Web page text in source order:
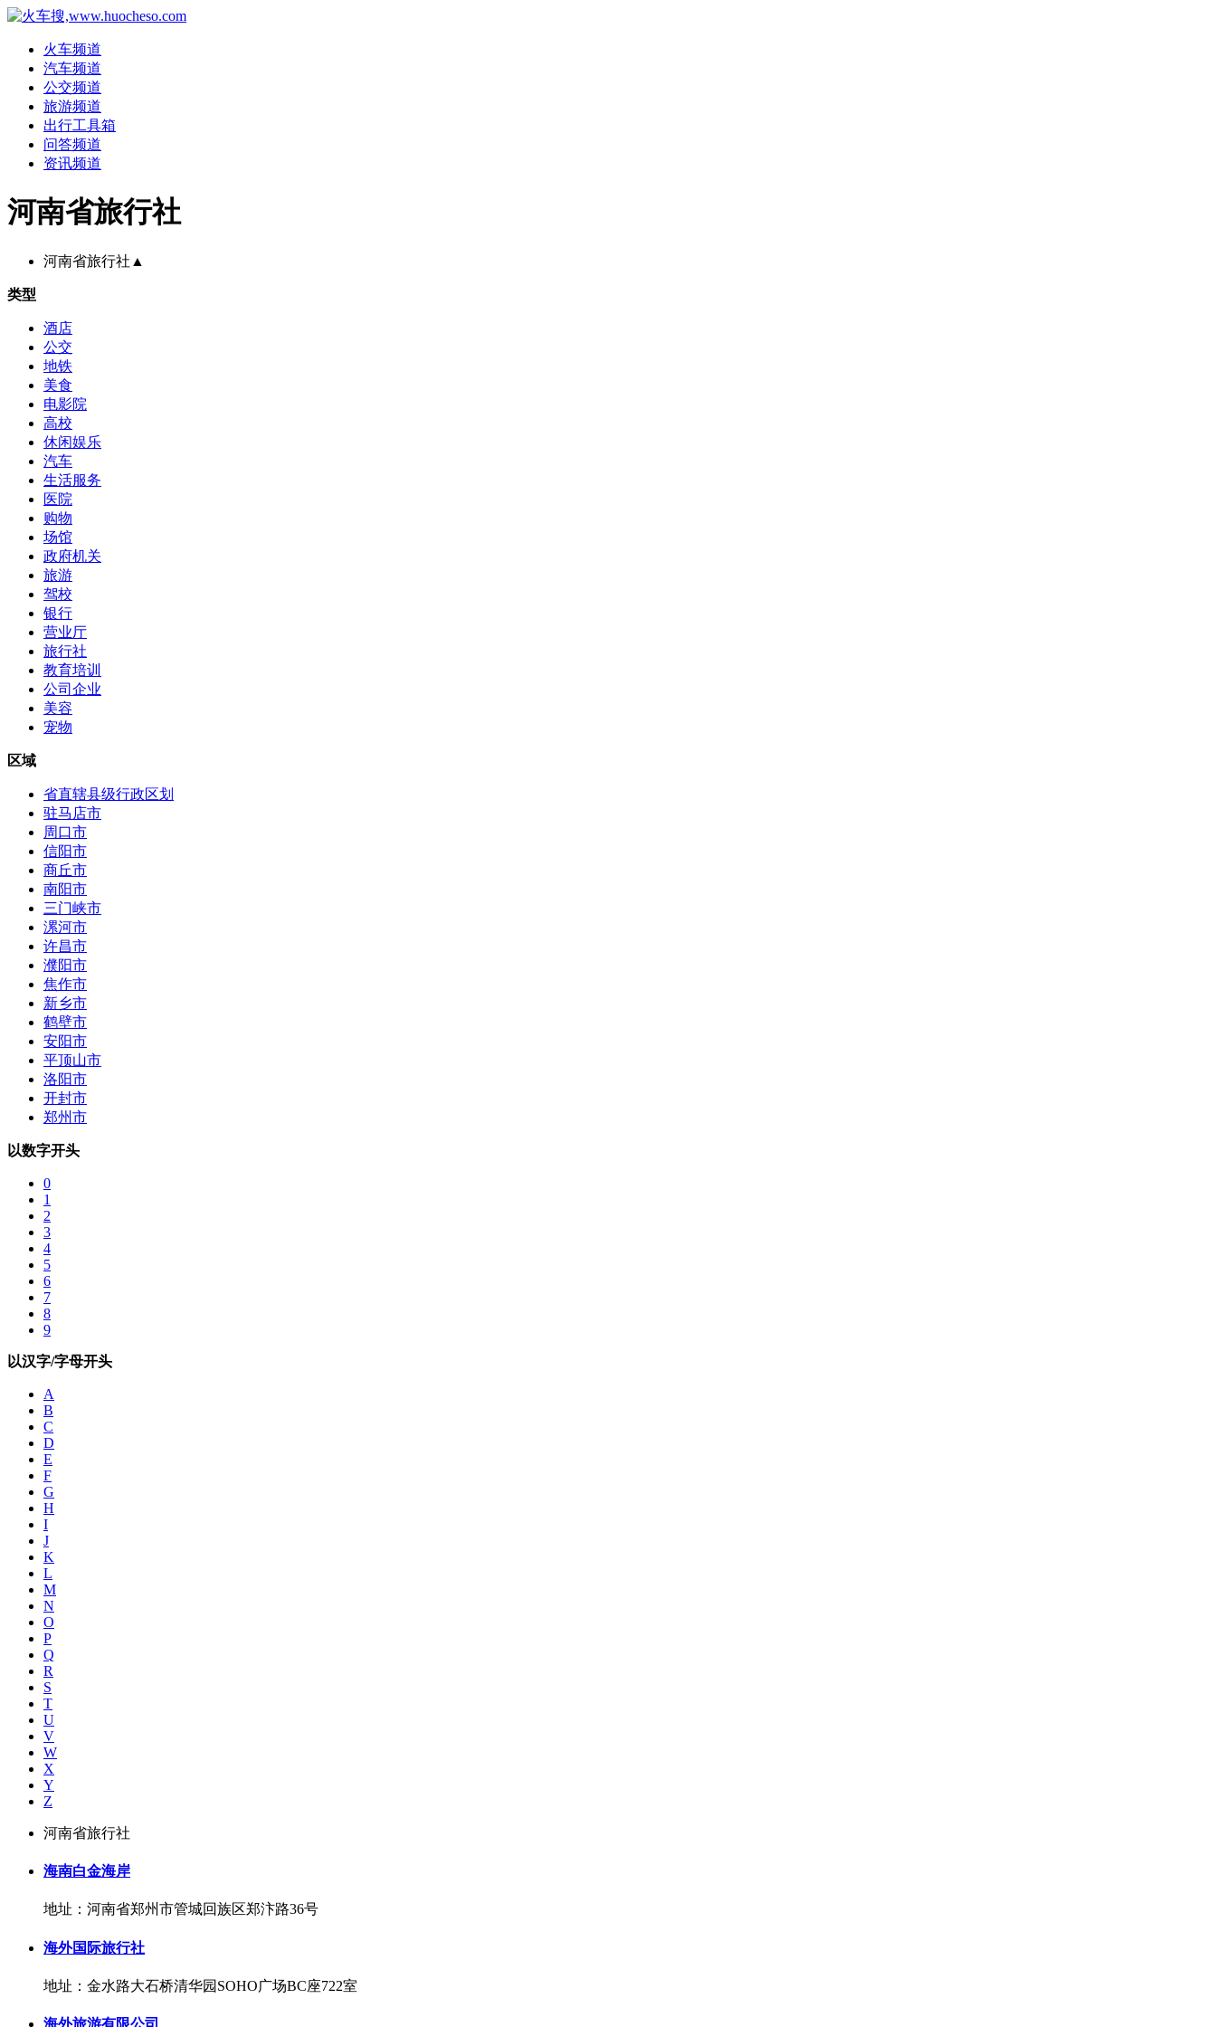
火车频道
汽车频道
公交频道
旅游频道
出行工具箱
问答频道
资讯频道
河南省旅行社
河南省旅行社 ▲
类型
酒店
公交
地铁
美食
电影院
高校
休闲娱乐
汽车
生活服务
医院
购物
场馆
政府机关
旅游
驾校
银行
营业厅
旅行社
教育培训
公司企业
美容
宠物
区域
省直辖县级行政区划
驻马店市
周口市
信阳市
商丘市
南阳市
三门峡市
漯河市
许昌市
濮阳市
焦作市
新乡市
鹤壁市
安阳市
平顶山市
洛阳市
开封市
郑州市
以数字开头
0
1
2
3
4
5
6
7
8
9
以汉字/字母开头
A
B
C
D
E
F
G
H
I
J
K
L
M
N
O
P
Q
R
S
T
U
V
W
X
Y
Z
河南省旅行社
海南白金海岸
地址：河南省郑州市管城回族区郑汴路36号
海外国际旅行社
地址：金水路大石桥清华园SOHO广场BC座722室